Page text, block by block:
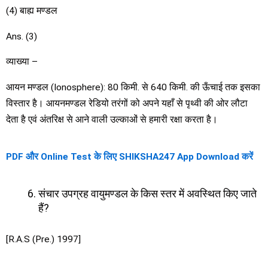
(4) बाह्य मण्डल
Ans. (3)
व्याख्या –
आयन मण्डल (Ionosphere): 80 किमी. से 640 किमी. की ऊँचाई तक इसका
विस्तार है। आयनमण्डल रेडियो तरंगों को अपने यहाँ से पृथ्वी की ओर लौटा
देता है एवं अंतरिक्ष से आने वाली उल्काओं से हमारी रक्षा करता है।
PDF और Online Test के लिए SHIKSHA247 App Download करें
संचार उपग्रह वायुमण्डल के किस स्तर में अवस्थित किए जाते
हैं?
[R.A.S (Pre.) 1997]